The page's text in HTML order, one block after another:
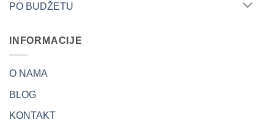
PO BUDŽETU
INFORMACIJE
O NAMA
BLOG
KONTAKT